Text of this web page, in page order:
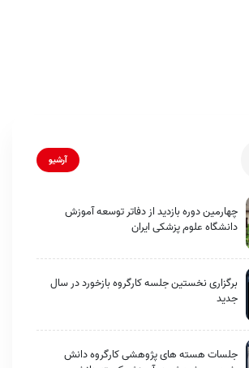
آرشیو
چهارمین دوره بازدید از دفاتر توسعه آموزش
دانشگاه علوم پزشکی ایران
برگزاری نخستین جلسه کارگروه بازخورد در سال
جدید
جلسات هسته های پژوهشی کارگروه دانش